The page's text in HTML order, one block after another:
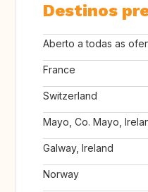
Destinos
Aberto a todas as
France
Switzerland
Mayo, Co. Mayo,
Galway, Ireland
Norway